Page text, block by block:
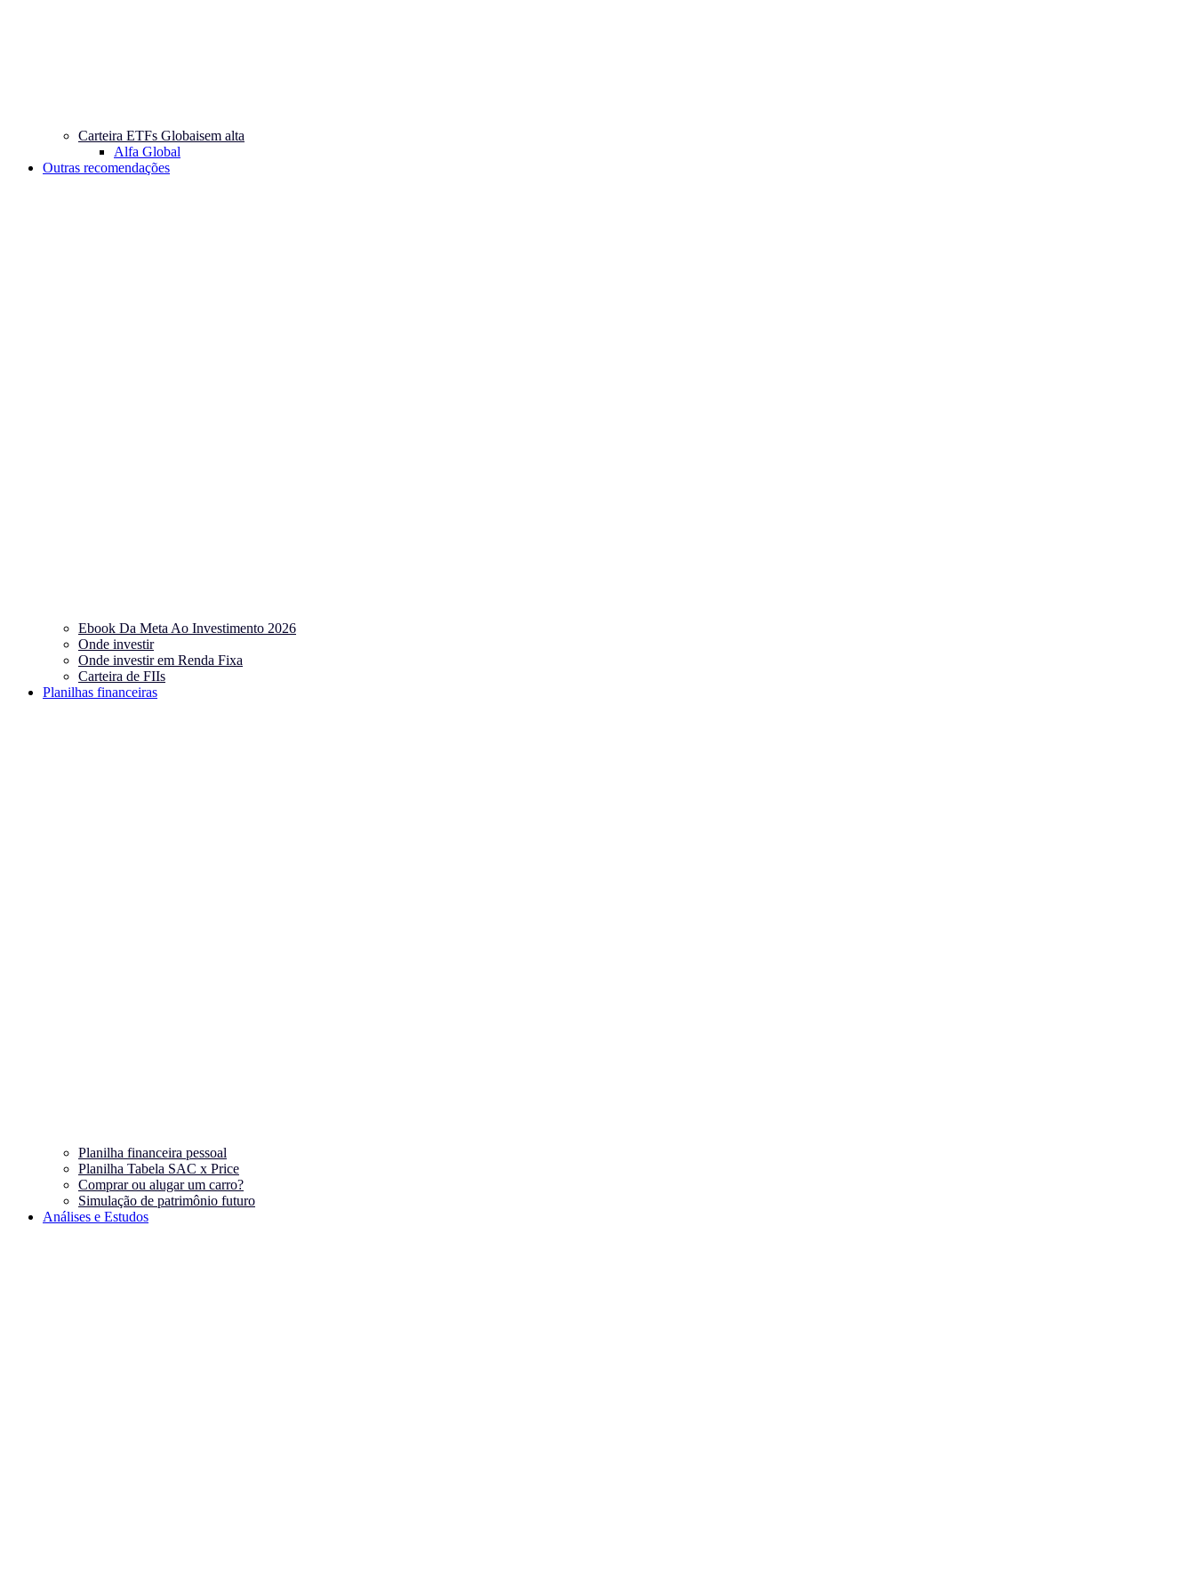
Carteira ETFs Globaisem alta
Alfa Global
Outras recomendações
Ebook Da Meta Ao Investimento 2026
Onde investir
Onde investir em Renda Fixa
Carteira de FIIs
Planilhas financeiras
Planilha financeira pessoal
Planilha Tabela SAC x Price
Comprar ou alugar um carro?
Simulação de patrimônio futuro
Análises e Estudos